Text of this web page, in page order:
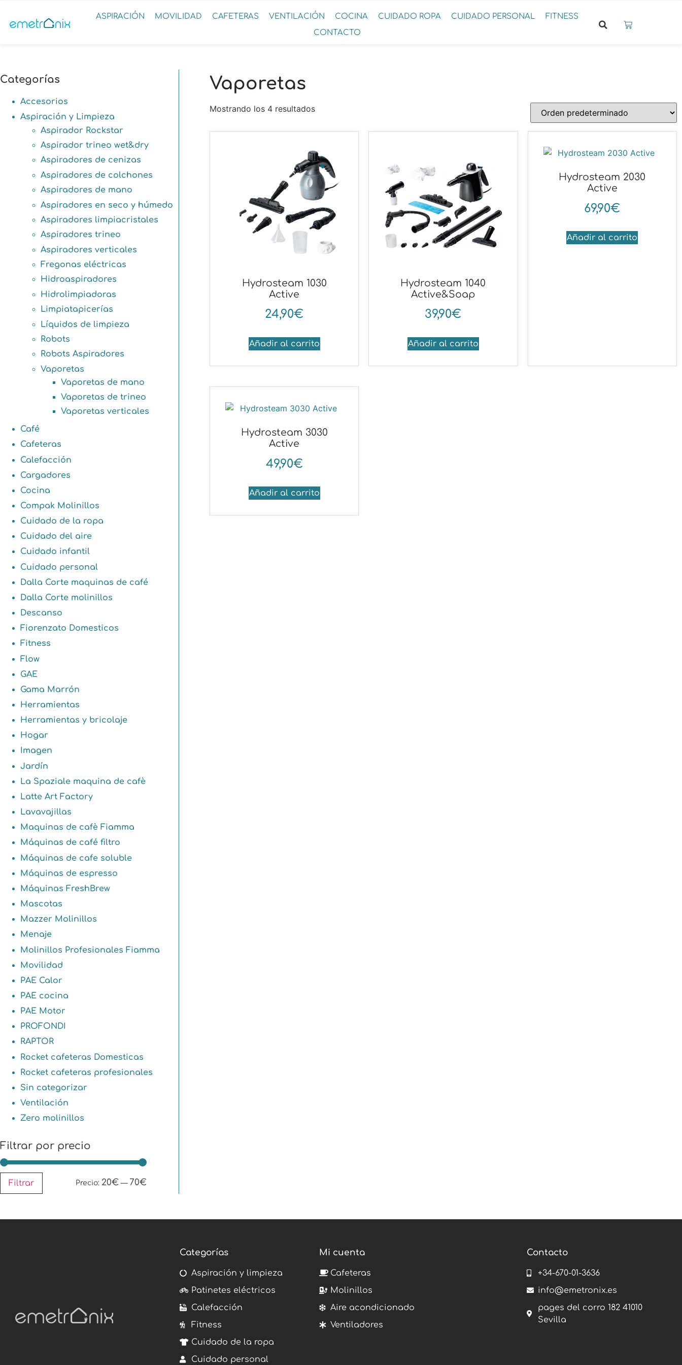
ASPIRACIÓN MOVILIDAD CAFETERAS VENTILACIÓN COCINA CUIDADO ROPA CUIDADO PERSONAL
FITNESS
CONTACTO
Categorías
Accesorios
Aspiración y Limpieza
Aspirador Rockstar
Aspirador trineo wet&dry
Aspiradores de cenizas
Aspiradores de colchones
Aspiradores de mano
Aspiradores en seco y húmedo
Aspiradores limpiacristales
Aspiradores trineo
Aspiradores verticales
Fregonas eléctricas
Hidroaspiradores
Hidrolimpiadoras
Limpiatapicerías
Líquidos de limpieza
Robots
Robots Aspiradores
Vaporetas
Vaporetas de mano
Vaporetas de trineo
Vaporetas verticales
Café
Cafeteras
Calefacción
Cargadores
Cocina
Compak Molinillos
Cuidado de la ropa
Cuidado del aire
Cuidado infantil
Cuidado personal
Dalla Corte maquinas de café
Dalla Corte molinillos
Descanso
Fiorenzato Domesticos
Fitness
Flow
GAE
Gama Marrón
Herramientas
Herramientas y bricolaje
Hogar
Imagen
Jardín
La Spaziale maquina de cafè
Latte Art Factory
Lavavajillas
Maquinas de cafè Fiamma
Máquinas de café filtro
Máquinas de cafe soluble
Máquinas de espresso
Máquinas FreshBrew
Mascotas
Mazzer Molinillos
Menaje
Molinillos Profesionales Fiamma
Movilidad
PAE Calor
PAE cocina
PAE Motor
PROFONDI
RAPTOR
Rocket cafeteras Domesticas
Rocket cafeteras profesionales
Sin categorizar
Ventilación
Zero molinillos
Filtrar por precio
Filtrar Precio: 20€ — 70€
Vaporetas
Mostrando los 4 resultados
Hydrosteam 1030
Active
24,90€
Añadir al carrito
Hydrosteam 1040
Active&Soap
39,90€
Añadir al carrito
Hydrosteam 2030
Active
69,90€
Añadir al carrito
Hydrosteam 3030
Active
49,90€
Añadir al carrito
Categorías
Aspiración y limpieza
Patinetes eléctricos
Calefacción
Fitness
Cuidado de la ropa
Cuidado personal
Mi cuenta
Cafeteras
Molinillos
Aire acondicionado
Ventiladores
Contacto
+34-670-01-3636
info@emetronix.es
pages del corro 182 41010
Sevilla